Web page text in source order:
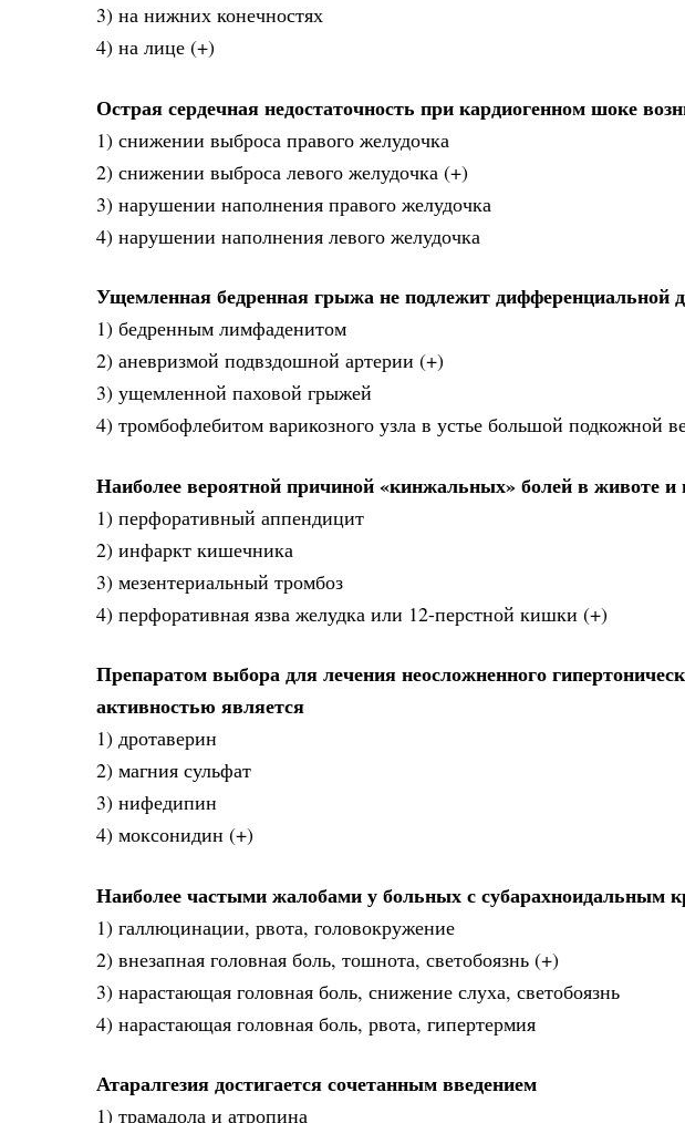
3) на нижних конечностях
4) на лице (+)
Острая сердечная недостаточность при кардиогенном шоке
1) снижении выброса правого желудочка
2) снижении выброса левого желудочка (+)
3) нарушении наполнения правого желудочка
4) нарушении наполнения левого желудочка
Ущемленная бедренная грыжа не подлежит дифференциальной
1) бедренным лимфаденитом
2) аневризмой подвздошной артерии (+)
3) ущемленной паховой грыжей
4) тромбофлебитом варикозного узла в устье большой подкожной
Наиболее вероятной причиной «кинжальных» болей в животе и
1) перфоративный аппендицит
2) инфаркт кишечника
3) мезентериальный тромбоз
4) перфоративная язва желудка или 12-перстной кишки (+)
Препаратом выбора для лечения неосложненного
активностью является
1) дротаверин
2) магния сульфат
3) нифедипин
4) моксонидин (+)
Наиболее частыми жалобами у больных с субарахноидальным
1) галлюцинации, рвота, головокружение
2) внезапная головная боль, тошнота, светобоязнь (+)
3) нарастающая головная боль, снижение слуха, светобоязнь
4) нарастающая головная боль, рвота, гипертермия
Атаралгезия достигается сочетанным введением
1) трамадола и атропина